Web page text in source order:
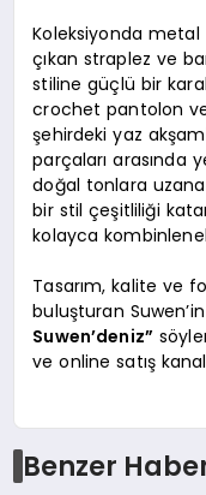
Koleksiyonda metal
çıkan straplez ve
stiline güçlü bir
crochet pantolon
şehirdeki yaz
parçaları arasında
doğal tonlara
bir stil çeşitliliği
kolayca
Tasarım, kalite ve
buluşturan
Suwen’deniz”
ve online satış
Benzer